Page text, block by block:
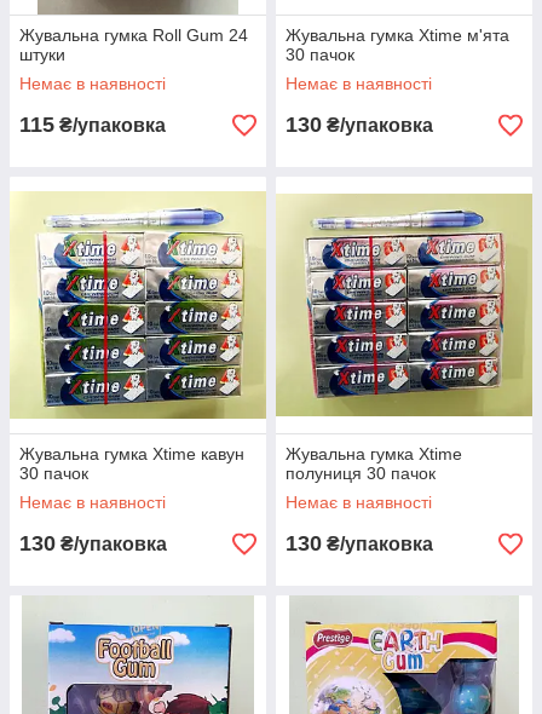
Жувальна гумка Roll Gum 24
штуки
Немає в наявності
115 ₴/упаковка
Жувальна гумка Xtime м'ята
30 пачок
Немає в наявності
130 ₴/упаковка
Жувальна гумка Xtime кавун
30 пачок
Немає в наявності
130 ₴/упаковка
Жувальна гумка Xtime
полуниця 30 пачок
Немає в наявності
130 ₴/упаковка